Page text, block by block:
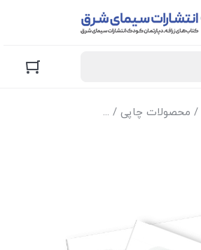
/ محصولات چاپی / کتاب‌های زرافه (کودک